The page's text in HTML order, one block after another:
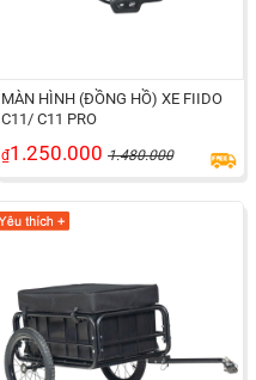
MÀN HÌNH (ĐỒNG HỒ) XE FIIDO
C11/ C11 PRO
₫1.250.000 1.480.000